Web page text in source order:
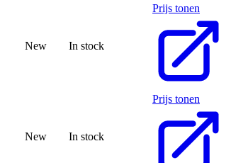
New In stock
Prijs tonen
New In stock
Prijs tonen